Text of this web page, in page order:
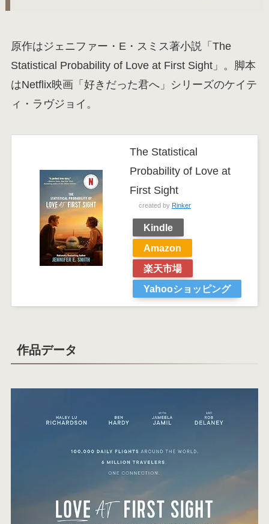
原作はジェニファー・E・スミス著小説「The
Statistical Probability of Love at First Sight」。脚本
はNetflix映画「好きだった君へ」シリーズのケイテ
ィ・ラヴジョイ。
The Statistical
Probability of Love at
First Sight
created by Rinker
Kindle
Amazon
楽天市場
Yahooショッピング
作品データ